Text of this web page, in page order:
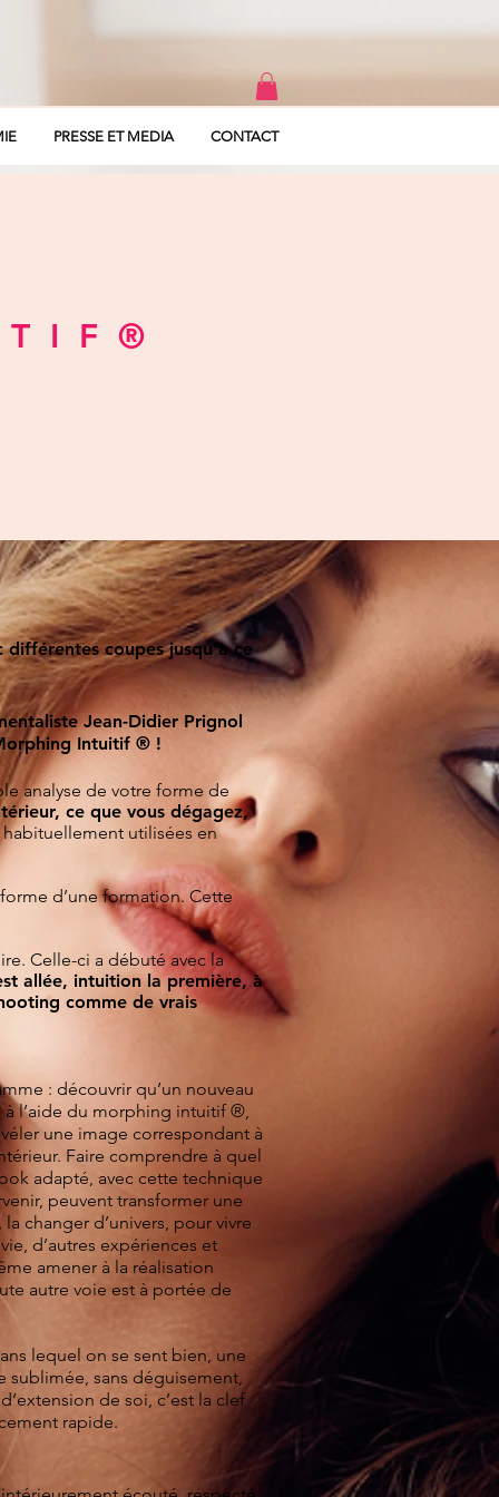
PRESSE ET MEDIA CONTACT
®
coupes jusqu’à ce
Jean-Didier Prignol
Intuitif ® !
analyse de votre forme de
ce que vous dégagez,
utilisées en
d’une formation. Cette
Celle-ci a débuté avec la
allée, intuition la première, à
comme de vrais
: découvrir qu’un nouveau
à l’aide du morphing intuitif ®,
une image correspondant à
Faire comprendre à quel
adapté, avec cette technique
peuvent transformer une
changer d’univers, pour vivre
d’autres expériences et
amener à la réalisation
autre voie est à portée de
lequel on se sent bien, une
sublimée, sans déguisement,
de soi, c’est la clef
rapide.